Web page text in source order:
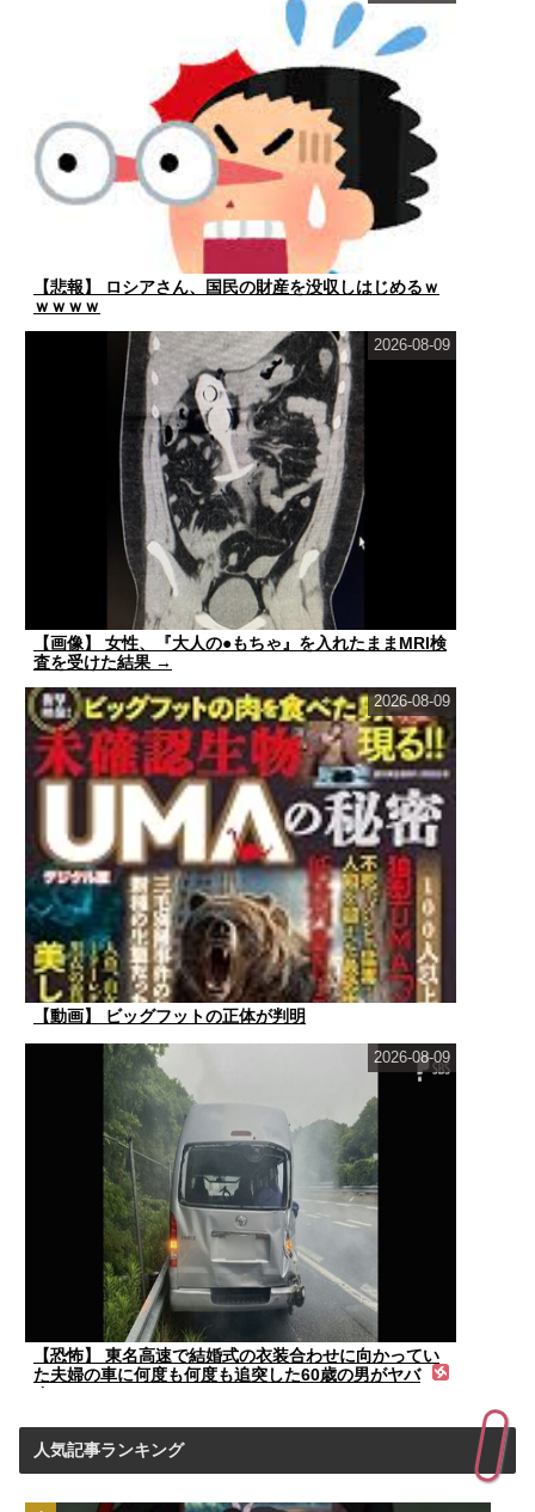
【悲報】 ロシアさん、国民の財産を没収しはじめるｗ
ｗｗｗｗ
【画像】 女性、『大人の●もちゃ』を入れたままMRI検
査を受けた結果 →
2026-08-09
【動画】 ビッグフットの正体が判明
2026-08-09
【恐怖】 東名高速で結婚式の衣装合わせに向かってい
た夫婦の車に何度も何度も追突した60歳の男がヤバ
す...
2026-08-09
人気記事ランキング